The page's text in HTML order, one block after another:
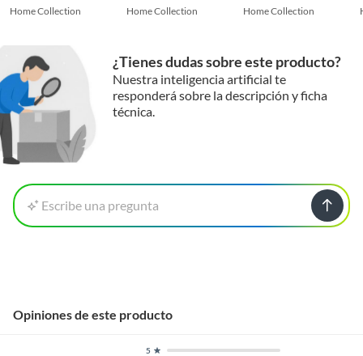
Home Collection
Home Collection Home Collection
¿Tienes dudas sobre este producto?
Nuestra inteligencia artificial te
responderá sobre la descripción y ficha
técnica.
Escribe una pregunta
Opiniones de este producto
5